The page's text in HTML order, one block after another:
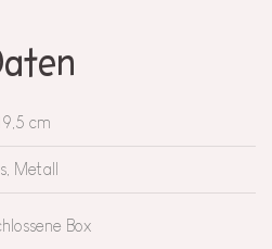
cm
Metall
Box